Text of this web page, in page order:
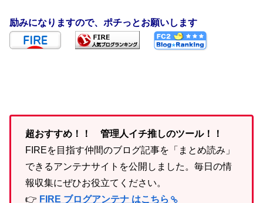
励みになりますので、ポチっとお願いします
超おすすめ！！ 管理人イチ推しのツール！！
FIREを目指す仲間のブログ記事を「まとめ読み」
できるアンテナサイトを公開しました。毎日の情
報収集にぜひお役立てください。
👉 FIRE ブログアンテナ はこちら